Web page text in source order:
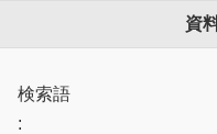
資
検索語
: